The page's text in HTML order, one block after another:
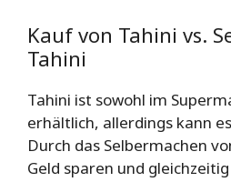
Kauf von Tahini vs.
Tahini
Tahini ist sowohl im
erhältlich, allerdings kann
Durch das Selbermachen
Geld sparen und